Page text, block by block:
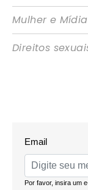
Mulher e Mídia
Direitos